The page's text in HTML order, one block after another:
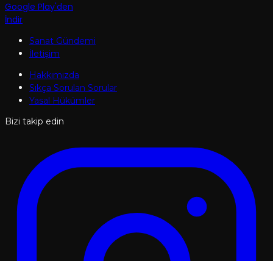
Google Play'den
İndir
Sanat Gündemi
İletişim
Hakkımızda
Sıkça Sorulan Sorular
Yasal Hükümler
Bizi takip edin